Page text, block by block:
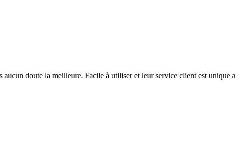
doute la meilleure. Facile à utiliser et leur service client est unique